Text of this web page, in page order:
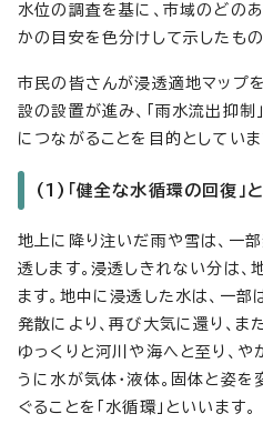
水位の調査を基に、市域のどの
かの目安を色分けして示したもの
市民の皆さんが浸透適地マップ
設の設置が進み、「雨水流出抑制
につながることを目的としていま
(1)「健全な水循環の回復」
地上に降り注いだ雨や雪は、一
透します。浸透しきれない分は、
ます。地中に浸透した水は、一
発散により、再び大気に還り、ま
ゆっくりと河川や海へと至り、や
うに水が気体・液体。固体と姿
ぐることを「水循環」といいます。